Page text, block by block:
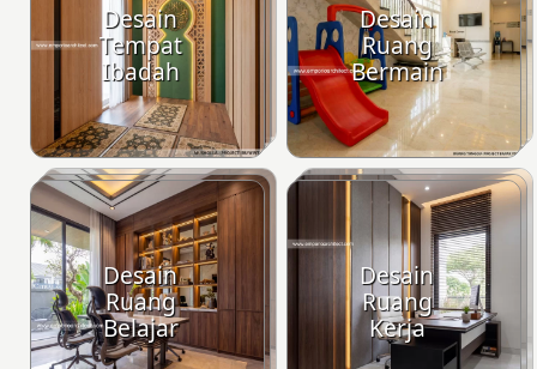
Desain
Tempat
Ibadah
Desain
Ruang
Bermain
Desain
Ruang
Belajar
Desain
Ruang
Kerja